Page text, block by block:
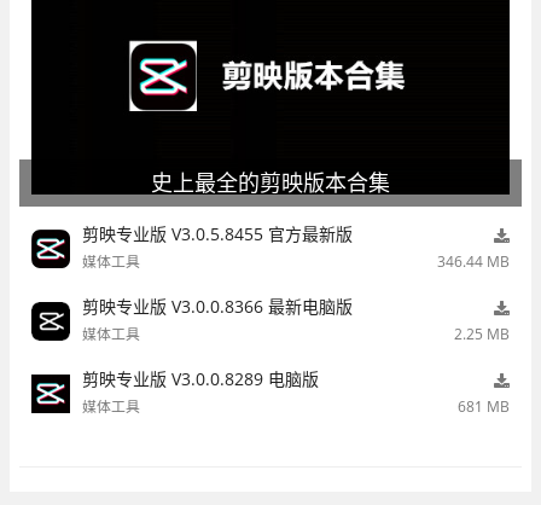
史上最全的剪映版本合集
剪映专业版 V3.0.5.8455 官方最新版
媒体工具 346.44 MB
剪映专业版 V3.0.0.8366 最新电脑版
媒体工具 2.25 MB
剪映专业版 V3.0.0.8289 电脑版
媒体工具 681 MB